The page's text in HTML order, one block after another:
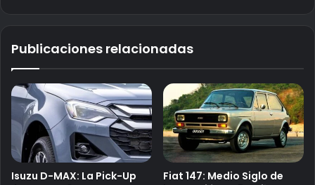
Publicaciones relacionadas
Isuzu D-MAX: La Pick-Up
Fiat 147: Medio Siglo de